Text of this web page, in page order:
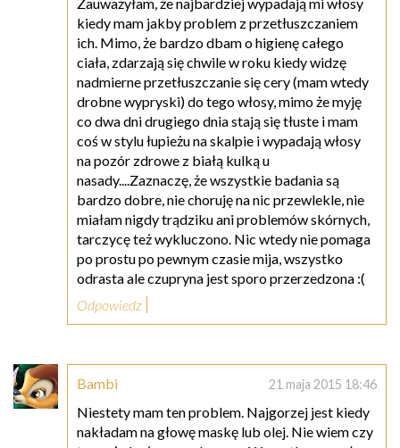
Zauważyłam, że najbardziej wypadają mi włosy
kiedy mam jakby problem z przetłuszczaniem
ich. Mimo, że bardzo dbam o higienę całego
ciała, zdarzają się chwile w roku kiedy widzę
nadmierne przetłuszczanie się cery (mam wtedy
drobne wypryski) do tego włosy, mimo że myję
co dwa dni drugiego dnia stają się tłuste i mam
coś w stylu łupieżu na skalpie i wypadają włosy
na pozór zdrowe z białą kulką u
nasady....Zaznaczę, że wszystkie badania są
bardzo dobre, nie choruję na nic przewlekle, nie
miałam nigdy trądziku ani problemów skórnych,
tarczycę też wykluczono. Nic wtedy nie pomaga
po prostu po pewnym czasie mija, wszystko
odrasta ale czupryna jest sporo przerzedzona :(
Odpowiedz
Bambi 21 maja 2015 18:46
Niestety mam ten problem. Najgorzej jest kiedy
nakładam na głowę maskę lub olej. Nie wiem czy